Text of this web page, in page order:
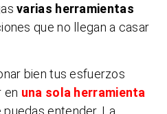
varias herramientas
que no llegan a casar
bien tus esfuerzos
en una sola herramienta
puedas entender. La